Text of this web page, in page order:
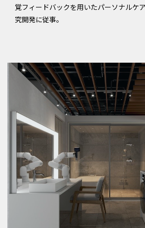
覚フィードバックを用いたパーソナルケ
究開発に従事。